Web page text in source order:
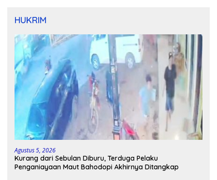
HUKRIM
Agustus 5, 2026
Kurang dari Sebulan Diburu, Terduga Pelaku
Penganiayaan Maut Bahodopi Akhirnya Ditangkap